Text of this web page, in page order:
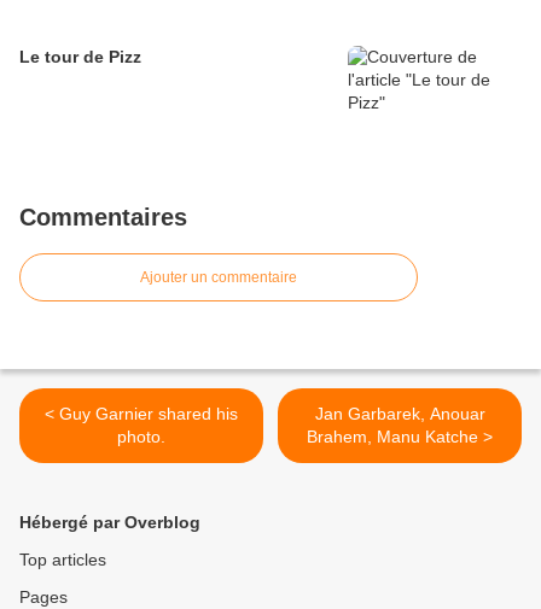
Le tour de Pizz
Commentaires
Ajouter un commentaire
< Guy Garnier shared his
photo.
Jan Garbarek, Anouar
Brahem, Manu Katche >
Hébergé par Overblog
Top articles
Pages